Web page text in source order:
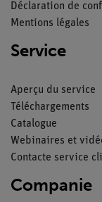
Déclaration de
Mentions légales
Service
Aperçu du service
Téléchargements
Catalogue
Webinaires et
Contacte service
Companie